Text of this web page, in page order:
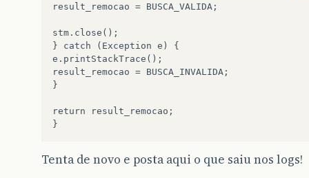
result_remocao = BUSCA_VALIDA;
stm.close();
} catch (Exception e) {
e.printStackTrace();
result_remocao = BUSCA_INVALIDA;
}
return result_remocao;
Tenta de novo e posta aqui o que saiu nos logs!